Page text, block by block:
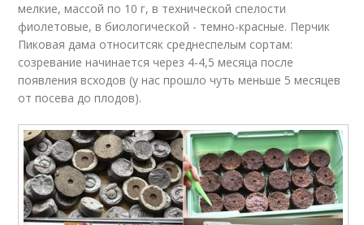
мелкие, массой по 10 г, в технической спелости
фиолетовые, в биологической - темно-красные. Перчик
Пиковая дама относитсяк среднеспелым сортам:
созревание начинается через 4-4,5 месяца после
появления всходов (у нас прошло чуть меньше 5 месяцев
от посева до плодов).